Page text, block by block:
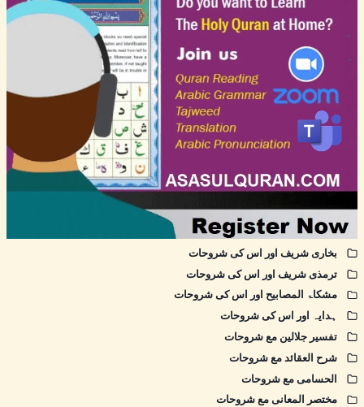
بخاری شریف اور اس کی شروحات
ترمذی شریف اور اس کی شروحات
مشکاۃ المصابیح اور اس کی شروحات
ہدایہ اور اس کی شروحات
تفسیر جلالین مع شروحات
شرح العقائد مع شروحات
الحسامی مع شروحات
مختصر المعانی مع شروحات